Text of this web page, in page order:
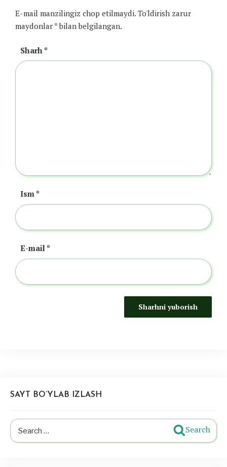
E-mail manzilingiz chop etilmaydi. To'ldirish zarur
maydonlar *bilan belgilangan.
Sharh *
Ism *
E-mail *
SAYT BO’YLAB IZLASH
Search
for:
Search